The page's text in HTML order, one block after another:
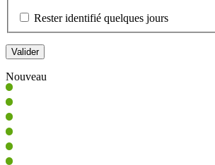
Rester identifié quelques jours
Nouveau